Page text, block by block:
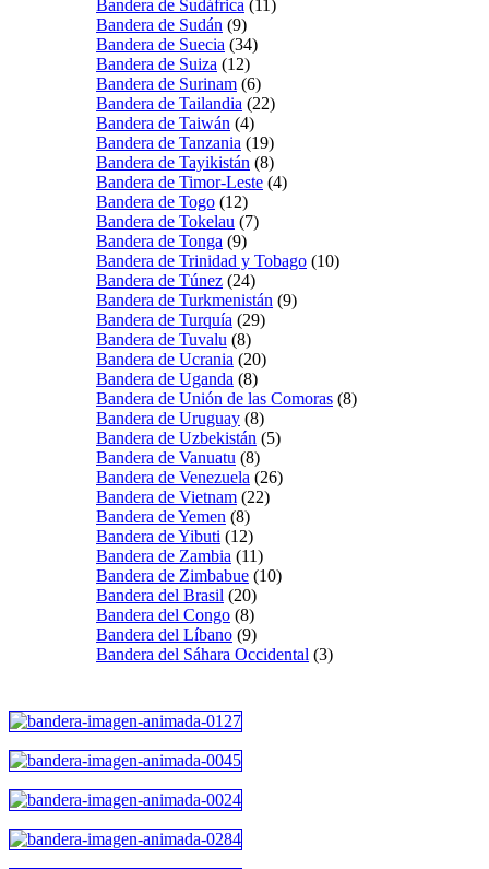
Bandera de Sudáfrica (11)
Bandera de Sudán (9)
Bandera de Suecia (34)
Bandera de Suiza (12)
Bandera de Surinam (6)
Bandera de Tailandia (22)
Bandera de Taiwán (4)
Bandera de Tanzania (19)
Bandera de Tayikistán (8)
Bandera de Timor-Leste (4)
Bandera de Togo (12)
Bandera de Tokelau (7)
Bandera de Tonga (9)
Bandera de Trinidad y Tobago (10)
Bandera de Túnez (24)
Bandera de Turkmenistán (9)
Bandera de Turquía (29)
Bandera de Tuvalu (8)
Bandera de Ucrania (20)
Bandera de Uganda (8)
Bandera de Unión de las Comoras (8)
Bandera de Uruguay (8)
Bandera de Uzbekistán (5)
Bandera de Vanuatu (8)
Bandera de Venezuela (26)
Bandera de Vietnam (22)
Bandera de Yemen (8)
Bandera de Yibuti (12)
Bandera de Zambia (11)
Bandera de Zimbabue (10)
Bandera del Brasil (20)
Bandera del Congo (8)
Bandera del Líbano (9)
Bandera del Sáhara Occidental (3)